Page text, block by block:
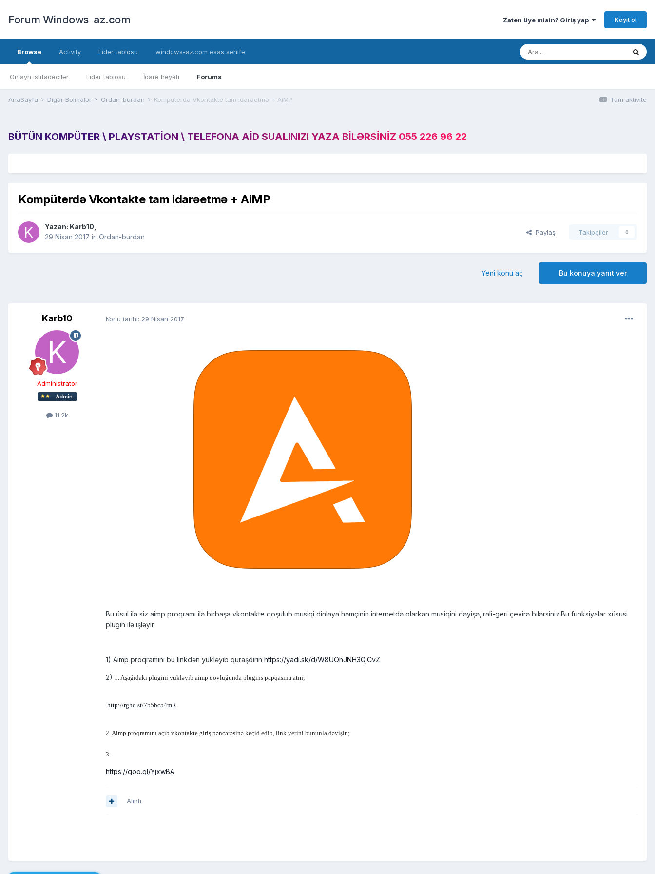
Forum Windows-az.com Zaten üye misin? Giriş yap Kayıt ol
Browse
Onlayn istifadəçilər Lider tablosu İdarə heyəti Forums
Activity Lider tablosu windows-az.com əsas səhifə
Tüm aktivite
AnaSayfa Digər Bölmələr Ordan-burdan Kompüterdə Vkontakte tam idarəetmə + AiMP
BÜTÜN KOMPÜTER \ PLAYSTATION \ TELEFONA AID SUALINIZI YAZA BILƏRSINIZ 055 226 96 22
Kompüterdə Vkontakte tam idarəetmə + AiMP
Yazan: Karb10
29 Nisan 2017 in Ordan-burdan
Paylaş Takipçiler 0
Bu konuya yanıt ver
Yeni konu aç
Karb10
Administrator
11.2k
Konu tarihi: 29 Nisan 2017
Bu üsul ilə siz aimp proqramı ilə birbaşa vkontakte qoşulub musiqi dinləyə həmçinin internetdə olarkən musiqini dəyişə,irəli-geri çevirə bilərsiniz.Bu funksiyalar xüsusi
plugin ilə işləyir
1) Aimp proqramını bu linkdən yükləyib quraşdırın https://yadi.sk/d/W8UOhJNH3GjCvZ
2) 1. Aşağıdakı plugini yükləyib aimp qovluğunda plugins papqasına atın;
http://rgho.st/7b5bc54mR
2. Aimp proqramını açıb vkontakte giriş pəncərəsinə keçid edib, link yerini bununla dəyişin;
3.
https://goo.gl/YjxwBA
Alıntı